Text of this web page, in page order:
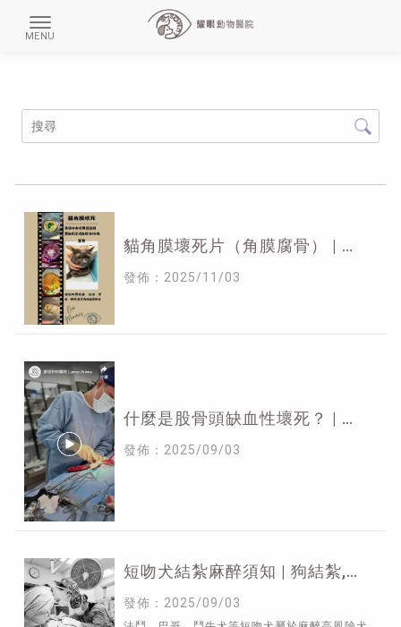
貓角膜壞死片（角膜腐骨） | 貓
貓眼科推薦
發佈：2025/11/03
什麼是股骨頭缺血性壞死？ | 狗
骨科推薦,新竹狗骨科推薦,東區
狗骨科推薦
發佈：2025/09/03
短吻犬結紮麻醉須知 | 狗結紮,新
發佈：2025/09/03